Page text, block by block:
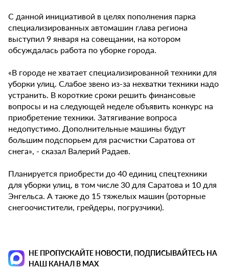
С данной инициативой в целях пополнения парка
специализированных автомашин глава региона
выступил 9 января на совещании, на котором
обсуждалась работа по уборке города.
«В городе не хватает специализированной техники для
уборки улиц. Слабое звено из-за нехватки техники надо
устранить. В короткие сроки решить финансовые
вопросы и на следующей неделе объявить конкурс на
приобретение техники. Затягивание вопроса
недопустимо. Дополнительные машины будут
большим подспорьем для расчистки Саратова от
снега», - сказал Валерий Радаев.
Планируется приобрести до 40 единиц спецтехники
для уборки улиц, в том числе 30 для Саратова и 10 для
Энгельса. А также до 15 тяжелых машин (роторные
снегоочистители, грейдеры, погрузчики).
НЕ ПРОПУСКАЙТЕ НОВОСТИ, ПОДПИСЫВАЙТЕСЬ НА
НАШ КАНАЛ В MAX